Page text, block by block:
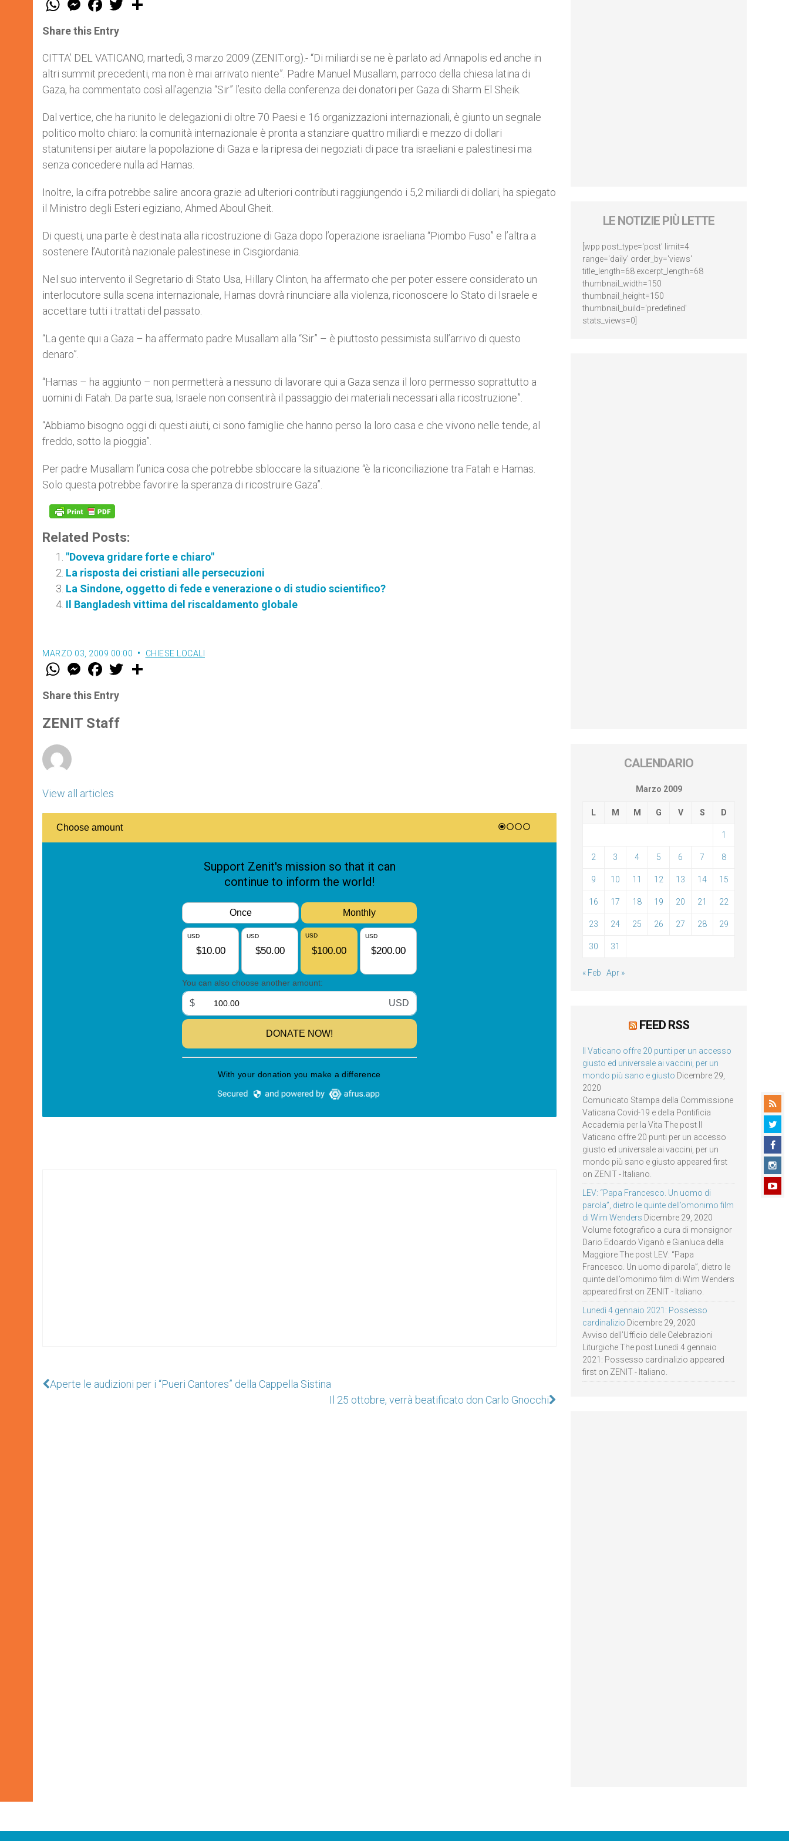
t
s
p
p
e
s
e
g
e
r
a
e
b
o
k
w
r
Share this Entry
CITTA’ DEL VATICANO, martedì, 3 marzo 2009 (ZENIT.org).- “Di miliardi se ne è parlato ad Annapolis ed anche in
altri summit precedenti, ma non è mai arrivato niente”. Padre Manuel Musallam, parroco della chiesa latina di
Gaza, ha commentato così all’agenzia “Sir” l’esito della conferenza dei donatori per Gaza di Sharm El Sheik.
Dal vertice, che ha riunito le delegazioni di oltre 70 Paesi e 16 organizzazioni internazionali, è giunto un segnale
politico molto chiaro: la comunità internazionale è pronta a stanziare quattro miliardi e mezzo di dollari
statunitensi per aiutare la popolazione di Gaza e la ripresa dei negoziati di pace tra israeliani e palestinesi ma
senza concedere nulla ad Hamas.
Inoltre, la cifra potrebbe salire ancora grazie ad ulteriori contributi raggiungendo i 5,2 miliardi di dollari, ha spiegato
il Ministro degli Esteri egiziano, Ahmed Aboul Gheit.
Di questi, una parte è destinata alla ricostruzione di Gaza dopo l’operazione israeliana “Piombo Fuso” e l’altra a
sostenere l’Autorità nazionale palestinese in Cisgiordania.
Nel suo intervento il Segretario di Stato Usa, Hillary Clinton, ha affermato che per poter essere considerato un
interlocutore sulla scena internazionale, Hamas dovrà rinunciare alla violenza, riconoscere lo Stato di Israele e
accettare tutti i trattati del passato.
“La gente qui a Gaza – ha affermato padre Musallam alla “Sir” – è piuttosto pessimista sull’arrivo di questo
denaro”.
“Hamas – ha aggiunto – non permetterà a nessuno di lavorare qui a Gaza senza il loro permesso soprattutto a
uomini di Fatah. Da parte sua, Israele non consentirà il passaggio dei materiali necessari alla ricostruzione”.
“Abbiamo bisogno oggi di questi aiuti, ci sono famiglie che hanno perso la loro casa e che vivono nelle tende, al
freddo, sotto la pioggia”.
Per padre Musallam l’unica cosa che potrebbe sbloccare la situazione “è la riconciliazione tra Fatah e Hamas.
Solo questa potrebbe favorire la speranza di ricostruire Gaza”.
Related Posts:
"Doveva gridare forte e chiaro"
La risposta dei cristiani alle persecuzioni
La Sindone, oggetto di fede e venerazione o di studio scientifico?
Il Bangladesh vittima del riscaldamento globale
MARZO 03, 2009 00:00 CHIESE LOCALI
W
t
s
p
p
M
e
s
e
g
e
F
a
e
b
o
k
w
Share this Entry
ZENIT Staff
View all articles
Aperte le audizioni per i “Pueri Cantores” della Cappella Sistina
Il 25 ottobre, verrà beatificato don Carlo Gnocchi
LE NOTIZIE PIÙ LETTE
[wpp post_type='post' limit=4
range='daily' order_by='views'
title_length=68 excerpt_length=68
thumbnail_width=150
thumbnail_height=150
thumbnail_build='predefined'
stats_views=0]
CALENDARIO
Marzo 2009
L M M G V S D
1
2 3 4 5 6 7 8
9 10 11 12 13 14 15
16 17 18 19 20 21 22
23 24 25 26 27 28 29
30 31
« Feb Apr »
FEED RSS
Il Vaticano offre 20 punti per un accesso
giusto ed universale ai vaccini, per un
mondo più sano e giusto Dicembre 29,
2020
Comunicato Stampa della Commissione
Vaticana Covid-19 e della Pontificia
Accademia per la Vita The post Il
Vaticano offre 20 punti per un accesso
giusto ed universale ai vaccini, per un
mondo più sano e giusto appeared first
on ZENIT - Italiano.
LEV: “Papa Francesco. Un uomo di
parola”, dietro le quinte dell’omonimo film
di Wim Wenders Dicembre 29, 2020
Volume fotografico a cura di monsignor
Dario Edoardo Viganò e Gianluca della
Maggiore The post LEV: “Papa
Francesco. Un uomo di parola”, dietro le
quinte dell’omonimo film di Wim Wenders
appeared first on ZENIT - Italiano.
Lunedì 4 gennaio 2021: Possesso
cardinalizio Dicembre 29, 2020
Avviso dell’Ufficio delle Celebrazioni
Liturgiche The post Lunedì 4 gennaio
2021: Possesso cardinalizio appeared
first on ZENIT - Italiano.